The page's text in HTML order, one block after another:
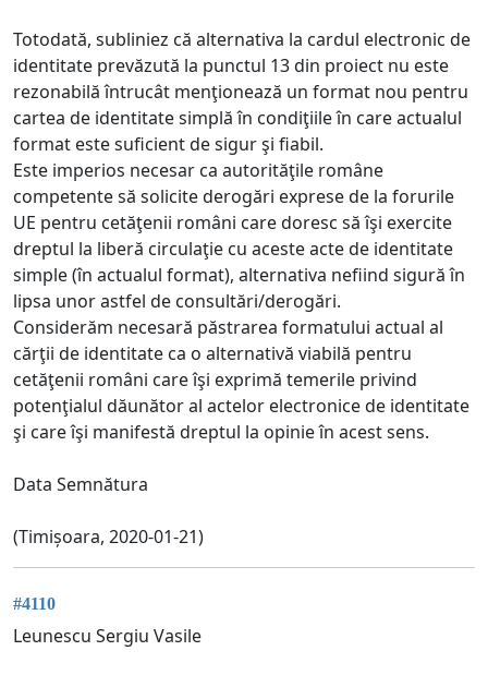
Totodată, subliniez că alternativa la cardul electronic de
identitate prevăzută la punctul 13 din proiect nu este
rezonabilă întrucât menţionează un format nou pentru
cartea de identitate simplă în condiţiile în care actualul
format este suficient de sigur şi fiabil.
Este imperios necesar ca autorităţile române
competente să solicite derogări exprese de la forurile
UE pentru cetăţenii români care doresc să îşi exercite
dreptul la liberă circulaţie cu aceste acte de identitate
simple (în actualul format), alternativa nefiind sigură în
lipsa unor astfel de consultări/derogări.
Considerăm necesară păstrarea formatului actual al
cărţii de identitate ca o alternativă viabilă pentru
cetăţenii români care îşi exprimă temerile privind
potenţialul dăunător al actelor electronice de identitate
şi care îşi manifestă dreptul la opinie în acest sens.
Data Semnătura
(Timișoara, 2020-01-21)
#4110
Leunescu Sergiu Vasile